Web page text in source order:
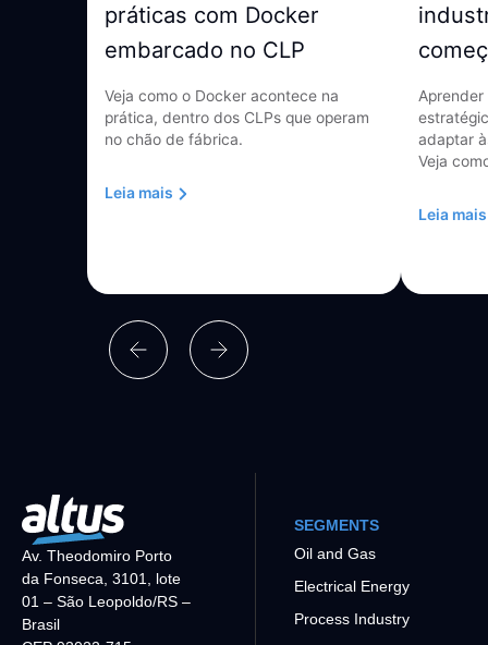
práticas com Docker
embarcado no CLP
Veja como o Docker acontece na
prática, dentro dos CLPs que operam
no chão de fábrica.
Leia mais
adaptar
Veja
Leia mais
Av. Theodomiro Porto
da Fonseca, 3101, lote
01 – São Leopoldo/RS –
Brasil
SEGMENTS
Oil and Gas
Electrical Energy
Process Industry